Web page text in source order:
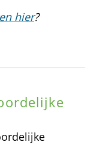
hier?